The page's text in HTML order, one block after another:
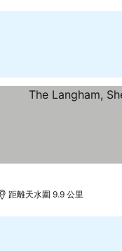
距離天水圍 9.9 公里